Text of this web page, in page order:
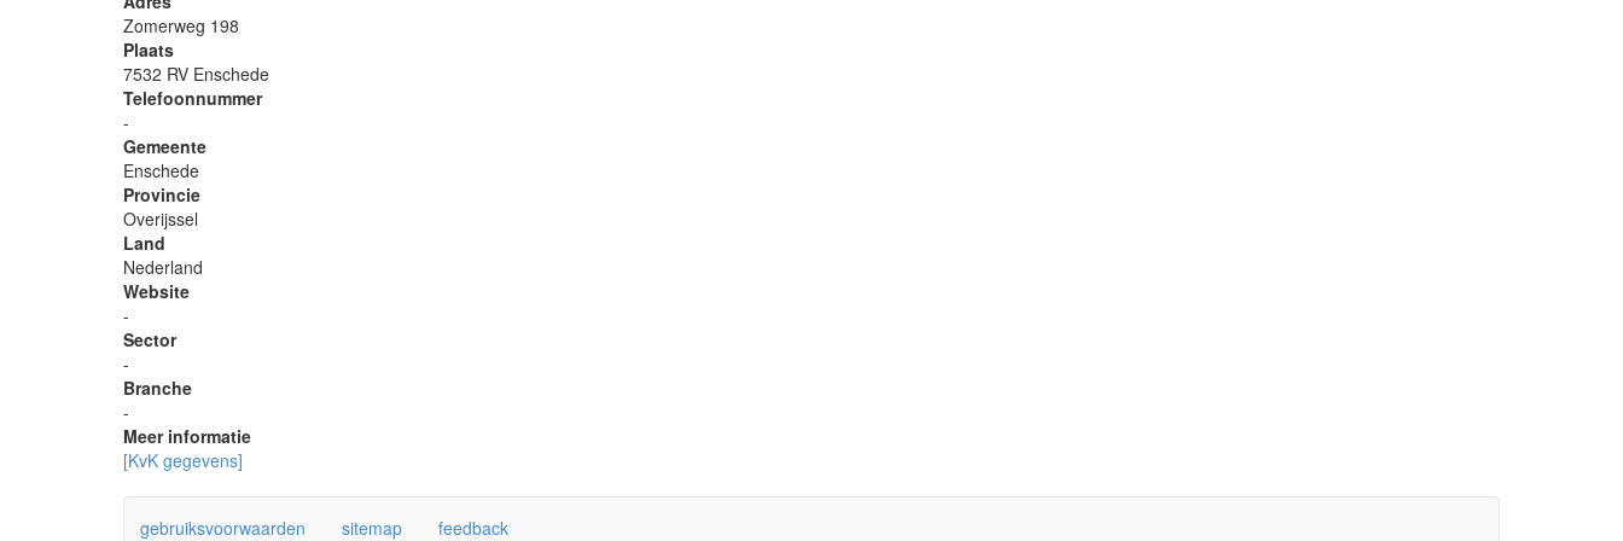
Zomerweg 198
Plaats
7532 RV Enschede
Telefoonnummer
-
Gemeente
Enschede
Provincie
Overijssel
Land
Nederland
Website
-
Sector
-
Branche
-
Meer informatie
[KvK gegevens]
gebruiksvoorwaarden sitemap feedback